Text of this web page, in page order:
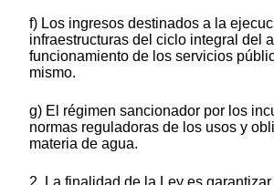
f) Los ingresos destinados a la
infraestructuras del ciclo integral del
funcionamiento de los servicios
mismo.
g) El régimen sancionador por los
normas reguladoras de los usos y
materia de agua.